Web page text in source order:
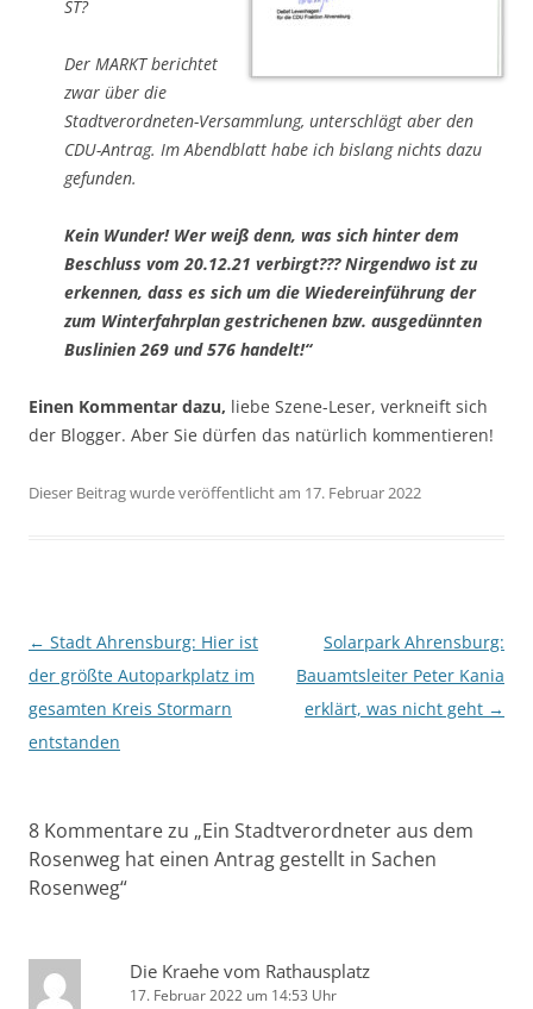
ST?
Der MARKT berichtet
zwar über die
Stadtverordneten-Versammlung, unterschlägt aber den
CDU-Antrag. Im Abendblatt habe ich bislang nichts dazu
gefunden.
Kein Wunder! Wer weiß denn, was sich hinter dem
Beschluss vom 20.12.21 verbirgt??? Nirgendwo ist zu
erkennen, dass es sich um die Wiedereinführung der
zum Winterfahrplan gestrichenen bzw. ausgedünnten
Buslinien 269 und 576 handelt!“
Einen Kommentar dazu, liebe Szene-Leser, verkneift sich
der Blogger. Aber Sie dürfen das natürlich kommentieren!
Dieser Beitrag wurde veröffentlicht am 17. Februar 2022
Beitragsnavigation
← Stadt Ahrensburg: Hier ist
der größte Autoparkplatz im
gesamten Kreis Stormarn
entstanden
Solarpark Ahrensburg:
Bauamtsleiter Peter Kania
erklärt, was nicht geht →
8 Kommentare zu „Ein Stadtverordneter aus dem
Rosenweg hat einen Antrag gestellt in Sachen
Rosenweg“
Die Kraehe vom Rathausplatz
17. Februar 2022 um 14:53 Uhr